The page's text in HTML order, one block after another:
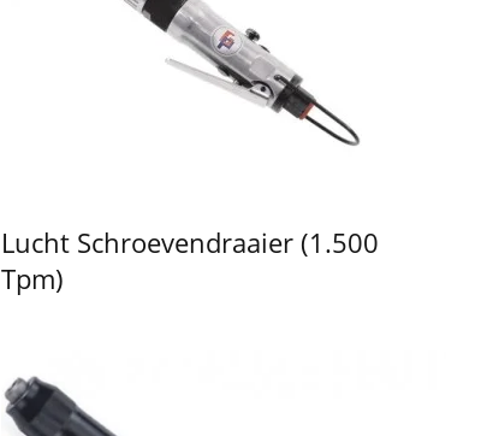
Lucht Schroevendraaier (1.500
Tpm)